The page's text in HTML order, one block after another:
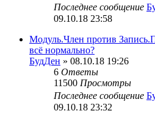
Последнее сообщение
09.10.18 23:58
Модуль.Член против
всё нормально?
БудДен » 08.10.18 19:26
6 Ответы
11500 Просмотры
Последнее сообщение
09.10.18 23:32